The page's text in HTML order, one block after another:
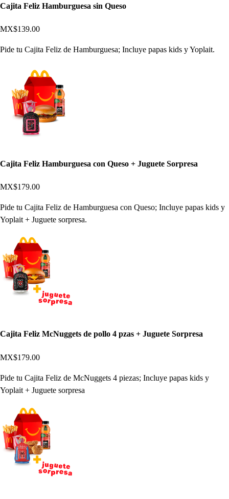
Cajita Feliz Hamburguesa sin Queso
MX$139.00
Pide tu Cajita Feliz de Hamburguesa; Incluye papas kids y Yoplait.
Cajita Feliz Hamburguesa con Queso + Juguete Sorpresa
MX$179.00
Pide tu Cajita Feliz de Hamburguesa con Queso; Incluye papas kids y
Yoplait + Juguete sorpresa.
Cajita Feliz McNuggets de pollo 4 pzas + Juguete Sorpresa
MX$179.00
Pide tu Cajita Feliz de McNuggets 4 piezas; Incluye papas kids y
Yoplait + Juguete sorpresa